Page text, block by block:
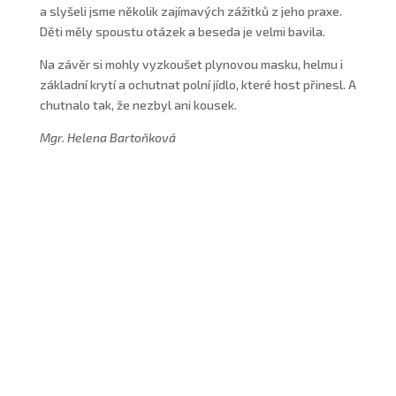
a slyšeli jsme několik zajímavých zážitků z jeho praxe.
Děti měly spoustu otázek a beseda je velmi bavila.
Na závěr si mohly vyzkoušet plynovou masku, helmu i
základní krytí a ochutnat polní jídlo, které host přinesl. A
chutnalo tak, že nezbyl ani kousek.
Mgr. Helena Bartoňková